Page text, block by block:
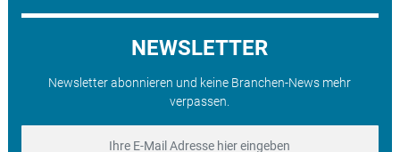
NEWSLETTER
Newsletter abonnieren und keine Branchen-News mehr
verpassen.